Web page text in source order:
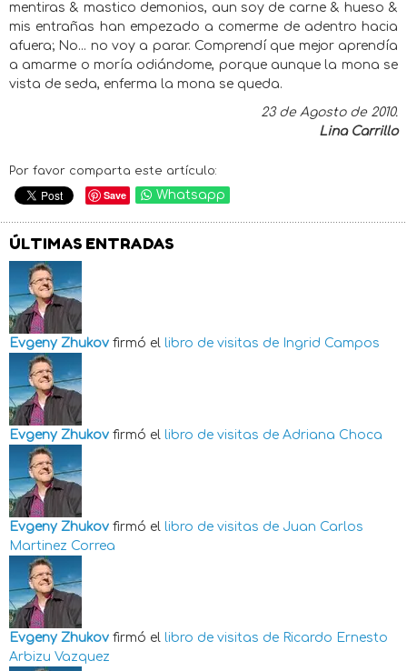
mentiras & mastico demonios, aun soy de carne & hueso &
mis entrañas han empezado a comerme de adentro hacia
afuera; No... no voy a parar. Comprendí que mejor aprendía
a amarme o moría odiándome, porque aunque la mona se
vista de seda, enferma la mona se queda.
23 de Agosto de 2010.
Lina Carrillo
Por favor comparta este artículo:
Save Whatsapp
ÚLTIMAS ENTRADAS
Evgeny Zhukov firmó el libro de visitas de Ingrid Campos
Evgeny Zhukov firmó el libro de visitas de Adriana Choca
Evgeny Zhukov firmó el libro de visitas de Juan Carlos
Martinez Correa
Evgeny Zhukov firmó el libro de visitas de Ricardo Ernesto
Arbizu Vazquez